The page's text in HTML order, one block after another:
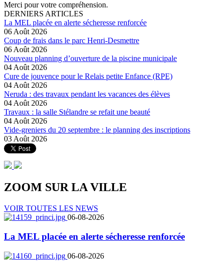
Merci pour votre compréhension.
DERNIERS ARTICLES
La MEL placée en alerte sécheresse renforcée
06 Août 2026
Coup de frais dans le parc Henri-Desmettre
06 Août 2026
Nouveau planning d’ouverture de la piscine municipale
04 Août 2026
Cure de jouvence pour le Relais petite Enfance (RPE)
04 Août 2026
Neruda : des travaux pendant les vacances des élèves
04 Août 2026
Travaux : la salle Stélandre se refait une beauté
04 Août 2026
Vide-greniers du 20 septembre : le planning des inscriptions
03 Août 2026
ZOOM SUR LAVILLE
VOIR TOUTES LES NEWS
06-08-2026
La MEL placée en alerte sécheresse renforcée
06-08-2026